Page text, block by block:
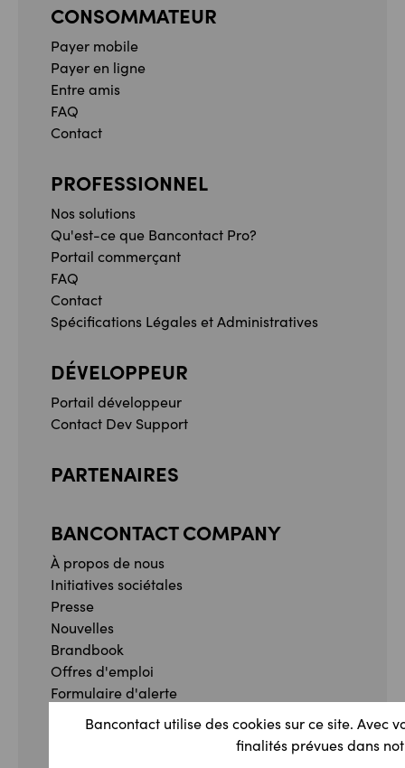
Bancontact utilise des cookies sur ce site. Avec
finalités prévues dans
CONSOMMATEUR
Payer mobile
Payer en ligne
Entre amis
FAQ
Contact
PROFESSIONNEL
Nos solutions
Qu'est-ce que Bancontact Pro?
Portail commerçant
FAQ
Contact
Spécifications Légales et Administratives
DÉVELOPPEUR
Portail développeur
Contact Dev Support
PARTENAIRES
BANCONTACT COMPANY
À propos de nous
Initiatives sociétales
Presse
Nouvelles
Brandbook
Offres d'emploi
Formulaire d'alerte
Formulaire de plainte